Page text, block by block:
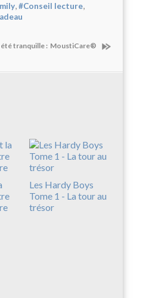
#Conseil lecture
été tranquille : MoustiCare®
Les Hardy Boys
Tome 1 - La tour au
trésor